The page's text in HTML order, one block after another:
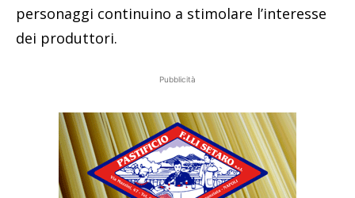
personaggi continuino a stimolare l’interesse
dei produttori.
Pubblicità